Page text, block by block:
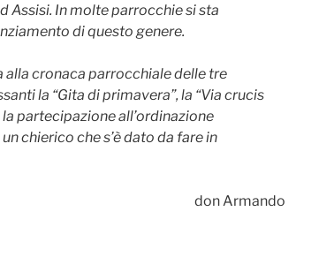
Assisi. In molte parrocchie si sta
di questo genere.
alla cronaca parrocchiale delle tre
la “Gita di primavera”, la “Via crucis
partecipazione all’ordinazione
chierico che s’è dato da fare in
don Armando